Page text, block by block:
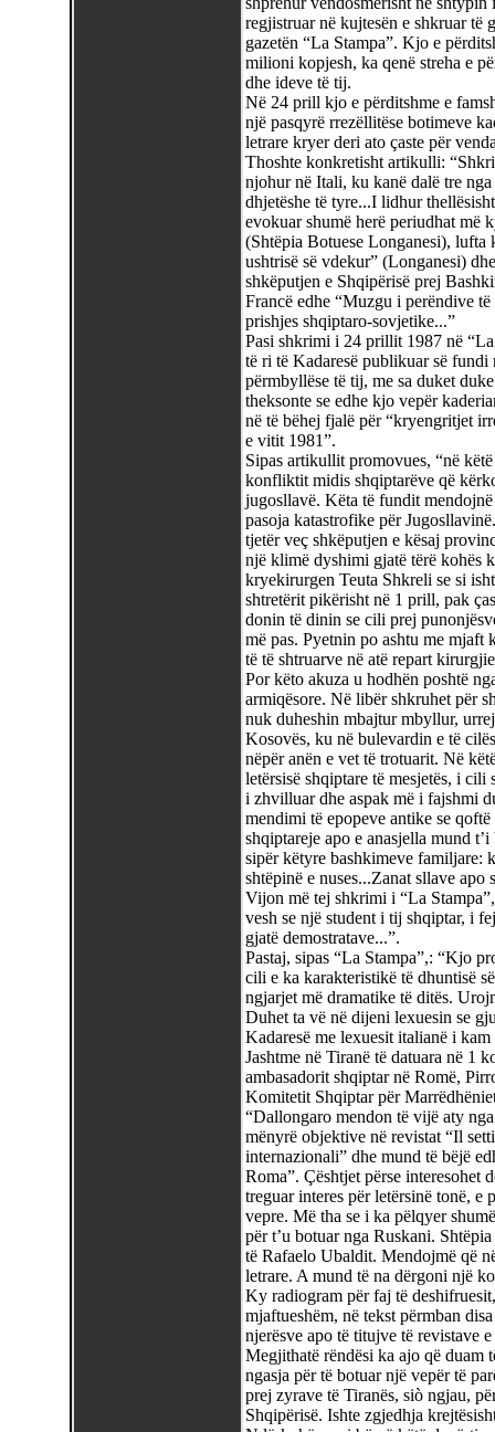
regjistruar në kujtesën e shkruar
gazetën “La Stampa”. Kjo e
milioni kopjesh, ka qenë streha e
dhe ideve të tij.
Në 24 prill kjo e përditshme e
një pasqyrë rrezëllitëse botimeve
letrare kryer deri ato çaste për
Thoshte konkretisht artikulli:
njohur në Itali, ku kanë dalë tre
dhjetëshe të tyre...I lidhur
evokuar shumë herë periudhat më
(Shtëpia Botuese Longanesi), lufta
ushtrisë së vdekur” (Longanesi)
shkëputjen e Shqipërisë prej
Francë edhe “Muzgu i perëndive
prishjes shqiptaro-sovjetike...”
Pasi shkrimi i 24 prillit 1987 në
të ri të Kadaresë publikuar së
përmbyllëse të tij, me sa duket
theksonte se edhe kjo vepër
në të bëhej fjalë për “kryengritjet
e vitit 1981”.
Sipas artikullit promovues, “në
konfliktit midis shqiptarëve që
jugosllavë. Këta të fundit
pasoja katastrofike për
tjetër veç shkëputjen e kësaj
një klimë dyshimi gjatë tërë kohës
kryekirurgen Teuta Shkreli se si
shtretërit pikërisht në 1 prill, pak
donin të dinin se cili prej
më pas. Pyetnin po ashtu me mjaft
të të shtruarve në atë repart
Por këto akuza u hodhën poshtë
armiqësore. Në libër shkruhet për
nuk duheshin mbajtur mbyllur,
Kosovës, ku në bulevardin e të
nëpër anën e vet të trotuarit. Në
letërsisë shqiptare të mesjetës, i
i zhvilluar dhe aspak më i fajshmi
mendimi të epopeve antike se
shqiptareje apo e anasjella mund
sipër këtyre bashkimeve familjare:
shtëpinë e nuses...Zanat sllave
Vijon më tej shkrimi i “La
vesh se një student i tij shqiptar, i
gjatë demostratave...”.
Pastaj, sipas “La Stampa”,: “Kjo
cili e ka karakteristikë të dhuntisë
ngjarjet më dramatike të ditës.
Duhet ta vë në dijeni lexuesin se
Kadaresë me lexuesit italianë i
Jashtme në Tiranë të datuara në 1
ambasadorit shqiptar në Romë,
Komitetit Shqiptar për
“Dallongaro mendon të vijë aty
mënyrë objektive në revistat “Il
internazionali” dhe mund të bëjë
Roma”. Çështjet përse interesohet
treguar interes për letërsinë tonë, e
vepre. Më tha se i ka pëlqyer
për t’u botuar nga Ruskani.
të Rafaelo Ubaldit. Mendojmë që
letrare. A mund të na dërgoni një
Ky radiogram për faj të
mjaftueshëm, në tekst përmban
njerësve apo të titujve të revistave
Megjithatë rëndësi ka ajo që duam
ngasja për të botuar një vepër të
prej zyrave të Tiranës, siò ngjau,
Shqipërisë. Ishte zgjedhja